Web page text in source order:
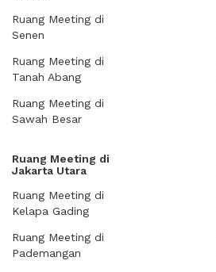
Ruang Meeting di
Senen
Ruang Meeting di
Tanah Abang
Ruang Meeting di
Sawah Besar
Ruang Meeting di
Jakarta Utara
Ruang Meeting di
Kelapa Gading
Ruang Meeting di
Pademangan